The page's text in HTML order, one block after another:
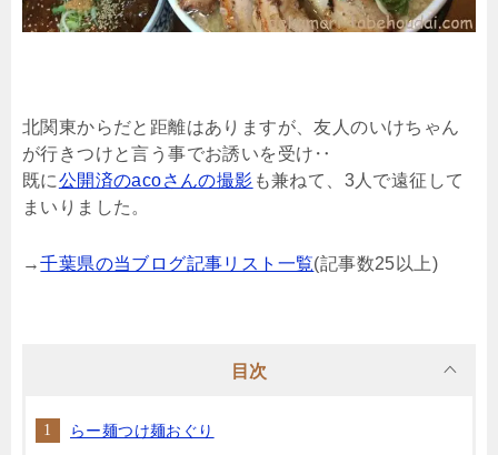
北関東からだと距離はありますが、友人のいけちゃん
が行きつけと言う事でお誘いを受け‥
既に公開済のacoさんの撮影 も兼ねて、3人で遠征して
まいりました。
→千葉県の当ブログ記事リスト一覧(記事数25以上)
目次
らー麺つけ麺おぐり